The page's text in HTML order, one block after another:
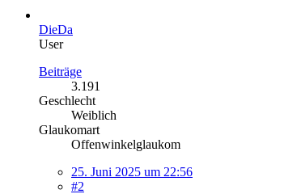
DieDa
User
Beiträge
3.191
Geschlecht
Weiblich
Glaukomart
Offenwinkelglaukom
25. Juni 2025 um 22:56
#2